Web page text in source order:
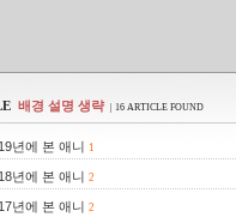
배경 설명 생략 | 16 ARTICLE FOUND
년에 본 애니 1
년에 본 애니 2
년에 본 애니 2